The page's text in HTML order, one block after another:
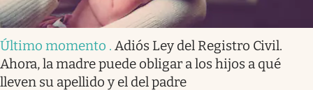
Último momento . Adiós Ley del Registro Civil.
Ahora, la madre puede obligar a los hijos a qué
lleven su apellido y el del padre